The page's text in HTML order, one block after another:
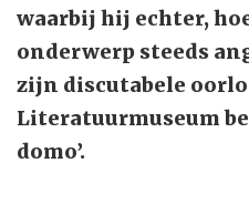
waarbij hij echter,
onderwerp steeds
zijn discutabele
Literatuurmuseum
domo’.